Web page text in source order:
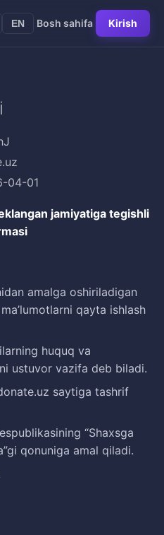
EN Bosh sahifa Kirish
04-01
jamiyatiga tegishli
amalga oshiriladigan
qayta ishlash
huquq va
ustuvor vazifa deb biladi.
saytiga tashrif
“Shaxsga
qonuniga amal qiladi.